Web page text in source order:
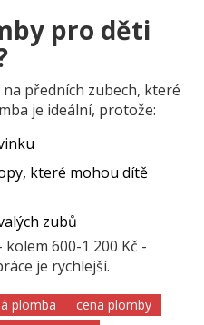
pro děti
předních zubech, které
je ideální, protože:
které mohou dítě
zubů
600-1 200 Kč -
je rychlejší.
plomba
cena plomby